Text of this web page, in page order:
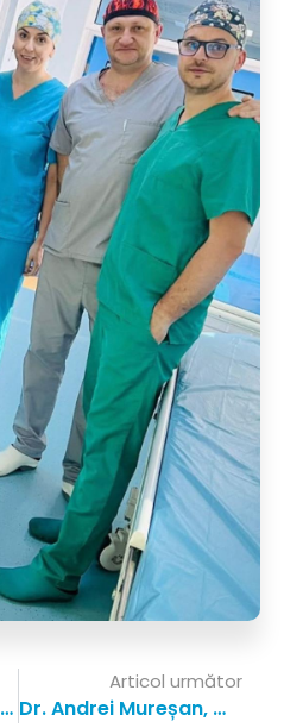
Oameni care salvează vieți: Dr. Raluca Neagu Movilă- Coordonator regional de transplant, Regiunea Moldovei
Articol următor
Dr. Andrei Mureșan, medic ATI: „Dincolo de final, există începuturi pentru alți oameni”